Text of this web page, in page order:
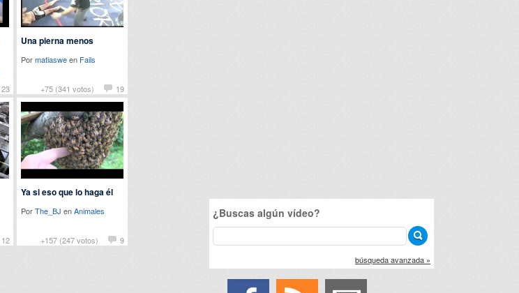
23
+75 (341 votos)
19
Una pierna menos
Pormatiasween Fails
12 +157 (247 votos) 9
Ya si eso que lo haga él
PorThe_BJ enAnimales ¿Buscas algún vídeo?
búsqueda avanzada »